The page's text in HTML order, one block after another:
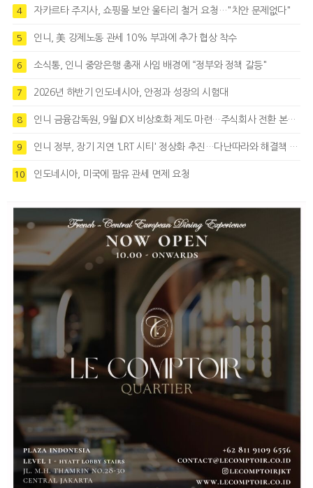
4 자카르타 주지사, 쇼핑몰 보안 울타리 철거 요청…"치안 문제없다"
5 인니, 美 강제노동 관세 10% 부과에 추가 협상 착수
6 소식통, 인니 중앙은행 총재 사임 배경에 “정부와 정책 갈등"
7 2026년 하반기 인도네시아, 안정과 성장의 시험대
8 인니 금융감독원, 9월 IDX 비상호화 제도 마련…주식회사 전환 본격화
9 인니 정부, 장기 지연 'LRT 시티' 정상화 추진…다난따라와 해결책 모색
10 인도네시아, 미국에 팜유 관세 면제 요청